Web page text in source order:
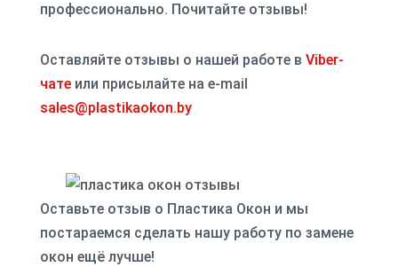
профессионально. Почитайте отзывы!
Оставляйте отзывы о нашей работе в Viber-
чатеили присылайте на e-mail
sales@plastikaokon.by
Оставьте отзыв о Пластика Окон и мы
постараемся сделать нашу работу по замене
окон ещё лучше!